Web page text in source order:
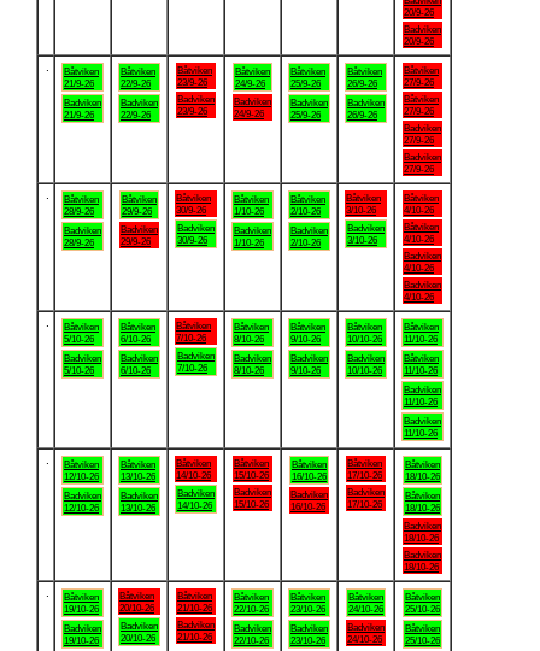
20/9-26
Badviken
20/9-26
Båtviken
21/9-26
Badviken
21/9-26
Båtviken
22/9-26
Badviken
22/9-26
Båtviken
23/9-26
Badviken
23/9-26
Båtviken
24/9-26
Badviken
24/9-26
Båtviken
25/9-26
Badviken
25/9-26
Båtviken
26/9-26
Badviken
26/9-26
Båtviken
27/9-26
Båtviken
27/9-26
Badviken
27/9-26
Badviken
27/9-26
Båtviken
28/9-26
Badviken
28/9-26
Båtviken
29/9-26
Badviken
29/9-26
Båtviken
30/9-26
Badviken
30/9-26
Båtviken
1/10-26
Badviken
1/10-26
Båtviken
2/10-26
Badviken
2/10-26
Båtviken
3/10-26
Badviken
3/10-26
Båtviken
4/10-26
Båtviken
4/10-26
Badviken
4/10-26
Badviken
4/10-26
Båtviken
5/10-26
Badviken
5/10-26
Båtviken
6/10-26
Badviken
6/10-26
Båtviken
7/10-26
Badviken
7/10-26
Båtviken
8/10-26
Badviken
8/10-26
Båtviken
9/10-26
Badviken
9/10-26
Båtviken
10/10-26
Badviken
10/10-26
Båtviken
11/10-26
Båtviken
11/10-26
Badviken
11/10-26
Badviken
11/10-26
Båtviken
12/10-26
Badviken
12/10-26
Båtviken
13/10-26
Badviken
13/10-26
Båtviken
14/10-26
Badviken
14/10-26
Båtviken
15/10-26
Badviken
15/10-26
Båtviken
16/10-26
Badviken
16/10-26
Båtviken
17/10-26
Badviken
17/10-26
Båtviken
18/10-26
Båtviken
18/10-26
Badviken
18/10-26
Badviken
18/10-26
Båtviken
19/10-26
Badviken
19/10-26
Båtviken
20/10-26
Badviken
20/10-26
Båtviken
21/10-26
Badviken
21/10-26
Båtviken
22/10-26
Badviken
22/10-26
Båtviken
23/10-26
Badviken
23/10-26
Båtviken
24/10-26
Badviken
24/10-26
Båtviken
25/10-26
Båtviken
25/10-26